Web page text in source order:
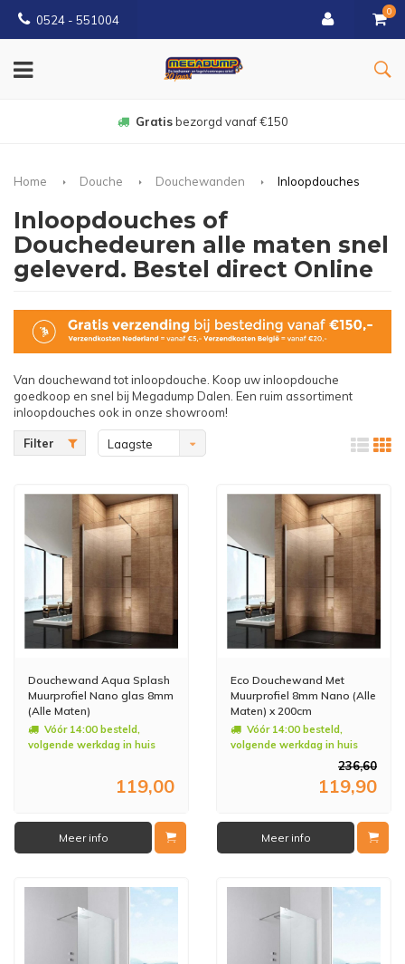
0524 - 551004
0
Gratisbezorgd vanaf €150
Home Douche Douchewanden Inloopdouches
Inloopdouches of
Douchedeuren alle maten snel
geleverd. Bestel direct Online
Van douchewand tot inloopdouche. Koop uw inloopdouche
goedkoop en snel bij Megadump Dalen. Een ruim assortiment
inloopdouches ook in onze showroom!
Filter
Laagste
Douchewand Aqua Splash
Muurprofiel Nano glas 8mm
(Alle Maten)
Vóór 14:00 besteld,
volgende werkdag in huis
119,00
Meer info
Eco Douchewand Met
Muurprofiel 8mm Nano (Alle
Maten) x 200cm
Vóór 14:00 besteld,
volgende werkdag in huis
236,60
119,90
Meer info